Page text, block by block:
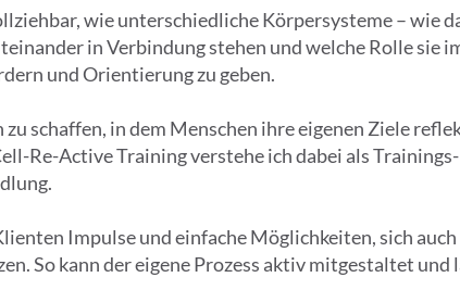
wie unterschiedliche Körpersysteme – wie
in Verbindung stehen und welche Rolle sie
und Orientierung zu geben.
zu schaffen, in dem Menschen ihre eigenen Ziele
Re-Active Training verstehe ich dabei als
Impulse und einfache Möglichkeiten, sich
So kann der eigene Prozess aktiv mitgestaltet